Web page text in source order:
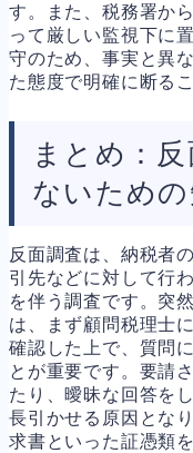
す。また、税務署か
って厳しい監視下に
守のため、事実と異
た態度で明確に断る
まとめ：
ないため
反面調査は、納税者
引先などに対して行
を伴う調査です。突
は、まず顧問税理士
確認した上で、質問
とが重要です。要請
たり、曖昧な回答を
長引かせる原因とな
求書といった証憑類